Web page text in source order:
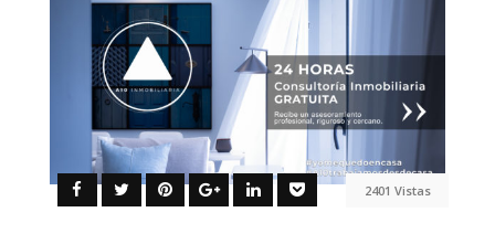
2401 Vistas